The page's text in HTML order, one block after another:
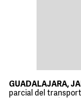
GUADALAJARA,
parcial del